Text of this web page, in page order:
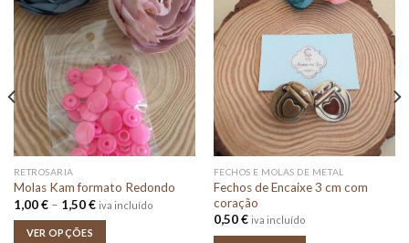
RETROSARIA
Molas Kam formato Redondo
1,00€ – 1,50€Price
iva incluído
VER OPÇÕES
FECHOS E MOLAS DE METAL
Fechos de Encaixe 3 cm com
coração
0,50€ iva incluído